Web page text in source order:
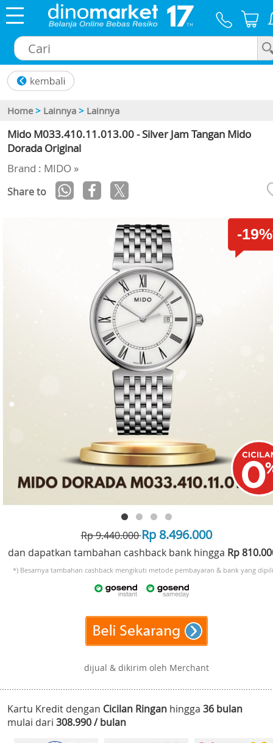
Home > Lainnya > Lainnya
Mido M033.410.11.013.00 - Silver Jam Tangan Mido
Dorada Original
Brand : MIDO »
Share to
-
Rp 9.440.000Rp 8.496.000
dan dapatkan tambahan cashback bank hingga Rp
*) Besarnya tambahan cashback mengikuti metode pembayaran & bank yang
dijual & dikirim oleh Merchant
Kartu Kredit dengan Cicilan Ringan hingga 36 bulan
mulai dari 308.990 / bulan